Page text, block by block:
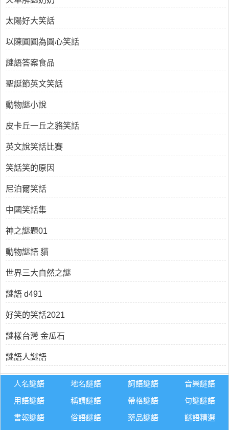
太陽好大笑話
以陳圓圓為圓心笑話
謎語答案食品
聖誕節英文笑話
動物謎小說
皮卡丘一丘之貉笑話
英文說笑話比賽
笑話笑的原因
尼泊爾笑話
中國笑話集
神之謎題01
動物謎語 貓
世界三大自然之謎
謎語 d491
好笑的笑話2021
謎樣台灣 金瓜石
謎語人謎語
人名謎語 地名謎語 詞語謎語
音樂謎語
用語謎語
稱謂謎語 帶格謎語
句謎謎語
書報謎語
俗語謎語 藥品謎語 謎語精選